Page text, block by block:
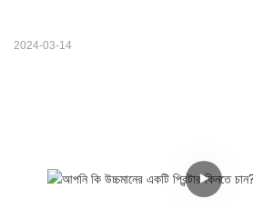
2024-03-14